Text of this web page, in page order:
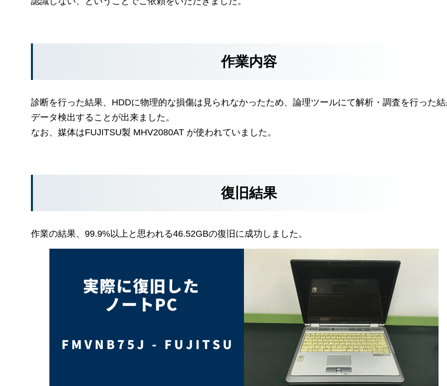
作業内容
診断を行った結果、HDDに物理的な損傷は見られなかったため、論理ツールにて解析・調査を行った
データ検出することが出来ました。
なお、媒体はFUJITSU製 MHV2080AT が使われていました。
復旧結果
作業の結果、99.9%以上と思われる46.52GBの復旧に成功しました。